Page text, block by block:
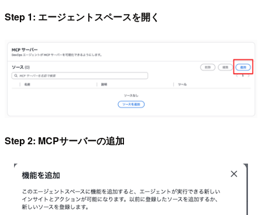
Step 1: エージェントスペースを開く
Step 2: MCPサーバーの追加